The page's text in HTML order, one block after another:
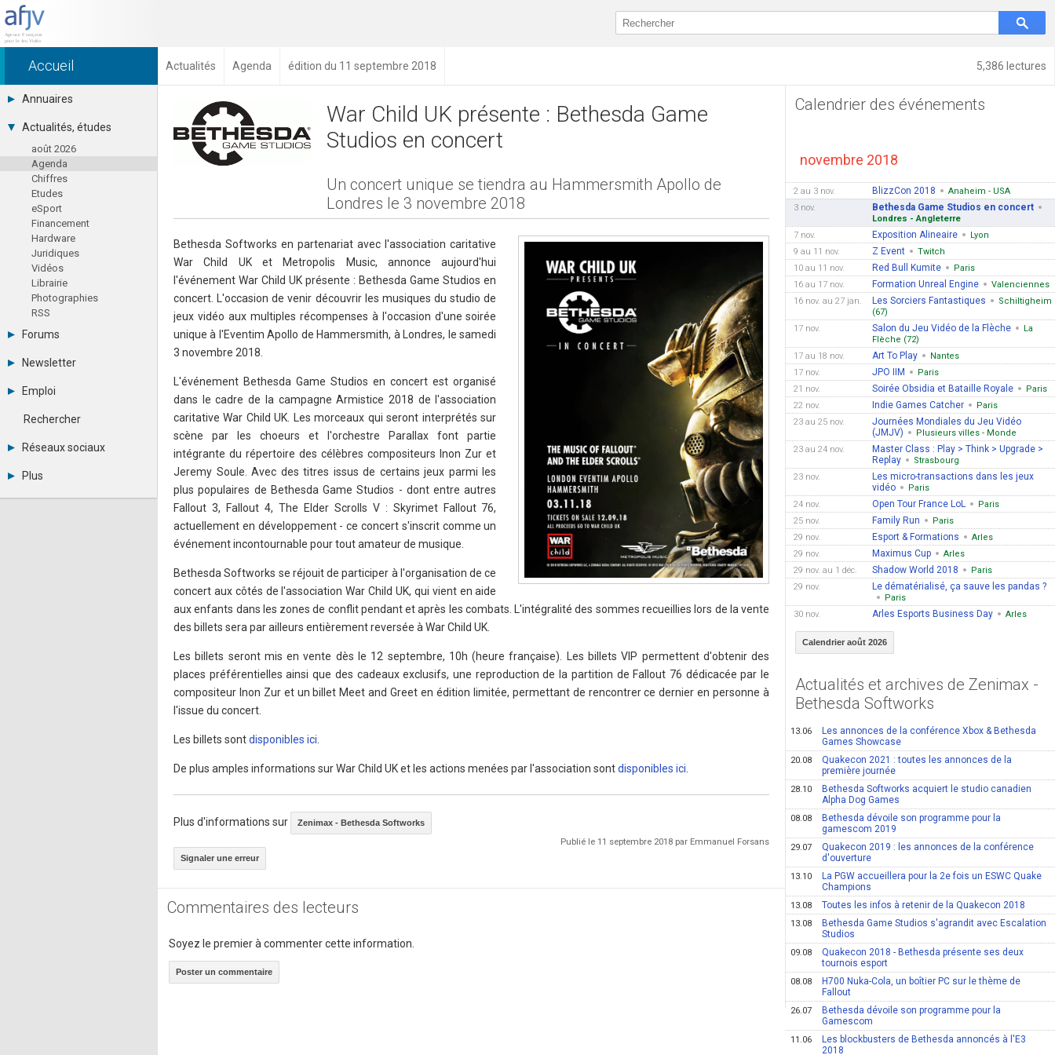
5,386 lectures
Accueil Actualités Agenda édition du 11 septembre 2018
Annuaires
Toutes les sociétés (691)
Studios (418)
Editeurs (49)
Distributeurs (16)
Hard. / Accessoires (10)
Middlewares (15)
Prestataires (99)
Assoc. / Syndicats (21)
Formations / Ecoles (46)
Presse spécialisée (17)
Actualités, études
août 2026
Agenda
Chiffres
Etudes
eSport
Financement
Hardware
Juridiques
Vidéos
Librairie
Photographies
RSS
Forums
Tous les forums
Se connecter
Messages privés
Contacter un modérateur
Newsletter
Archives
Abonnement
Emploi
Consulter les annonces
Observatoire de l'emploi
Rechercher
Réseaux sociaux
LinkedIn
Plus
Annonceurs
War Child UK présente : Bethesda Game
Studios en concert
Un concert unique se tiendra au Hammersmith Apollo de
Londres le 3 novembre 2018
Bethesda Softworks en partenariat avec l'association caritative
War Child UK et Metropolis Music, annonce aujourd'hui
l'événement War Child UK présente : Bethesda Game Studios en
concert. L'occasion de venir découvrir les musiques du studio de
jeux vidéo aux multiples récompenses à l'occasion d'une soirée
unique à l'Eventim Apollo de Hammersmith, à Londres, le samedi
3 novembre 2018.
L'événement Bethesda Game Studios en concert est organisé
dans le cadre de la campagne Armistice 2018 de l'association
caritative War Child UK. Les morceaux qui seront interprétés sur
scène par les choeurs et l'orchestre Parallax font partie
intégrante du répertoire des célèbres compositeurs Inon Zur et
Jeremy Soule. Avec des titres issus de certains jeux parmi les
plus populaires de Bethesda Game Studios - dont entre autres
Fallout 3, Fallout 4, The Elder Scrolls V : Skyrimet Fallout 76,
actuellement en développement - ce concert s'inscrit comme un
événement incontournable pour tout amateur de musique.
Bethesda Softworks se réjouit de participer à l'organisation de ce
concert aux côtés de l'association War Child UK, qui vient en aide
aux enfants dans les zones de conflit pendant et après les combats. L'intégralité des sommes recueillies lors de la vente
des billets sera par ailleurs entièrement reversée à War Child UK.
Les billets seront mis en vente dès le 12 septembre, 10h (heure française). Les billets VIP permettent d'obtenir des
places préférentielles ainsi que des cadeaux exclusifs, une reproduction de la partition de Fallout 76 dédicacée par le
compositeur Inon Zur et un billet Meet and Greet en édition limitée, permettant de rencontrer ce dernier en personne à
l'issue du concert.
Les billets sontdisponibles ici
De plus amples informations sur War Child UK et les actions menées par l'association sontdisponibles ici
Plus d'informations sur Zenimax - Bethesda Softworks
Publié le 11 septembre 2018 par Emmanuel Forsans
Signaler une erreur
Commentaires des lecteurs
Soyez le premier à commenter cette information.
Poster un commentaire
Calendrier des événements
novembre 2018
2 au 3 nov. BlizzCon 2018
Anaheim - USA
3 nov.
Bethesda Game Studios en concert
Londres - Angleterre
7 nov.
Exposition Alineaire
Lyon
9 au 11 nov.
Z Event
Twitch
10 au 11 nov.
Red Bull Kumite
Paris
16 au 17 nov.
Formation Unreal Engine
Valenciennes
16 nov. au 27 jan.
Les Sorciers Fantastiques
Schiltigheim
(67)
17 nov.
Salon du Jeu Vidéo de la Flèche
La
Flèche (72)
17 au 18 nov.
Art To Play
Nantes
17 nov.
JPO IIM
Paris
21 nov.
Soirée Obsidia et Bataille Royale
Paris
22 nov.
Indie Games Catcher
Paris
23 au 25 nov.
Journées Mondiales du Jeu Vidéo
(JMJV)
Plusieurs villes - Monde
23 au 24 nov.
Master Class : Play > Think > Upgrade >
Replay
Strasbourg
23 nov.
Les micro-transactions dans les jeux
vidéo
Paris
24 nov.
Open Tour France LoL
Paris
25 nov.
Family Run
Paris
29 nov.
Esport & Formations
Arles
29 nov.
Maximus Cup
Arles
29 nov. au 1 déc.
Shadow World 2018
Paris
29 nov.
Le dématérialisé, ça sauve les pandas ?
Paris
30 nov.
Arles Esports Business Day Arles
Calendrier août 2026
Actualités et archives de Zenimax -
Bethesda Softworks
13.06
Les annonces de la conférence Xbox & Bethesda
Games Showcase
20.08
Quakecon 2021 : toutes les annonces de la
première journée
28.10
Bethesda Softworks acquiert le studio canadien
Alpha Dog Games
08.08
Bethesda dévoile son programme pour la
gamescom 2019
29.07
Quakecon 2019 : les annonces de la conférence
d'ouverture
13.10
La PGW accueillera pour la 2e fois un ESWC Quake
Champions
13.08 Toutes les infos à retenir de la Quakecon 2018
13.08
Bethesda Game Studios s'agrandit avec Escalation
Studios
09.08
Quakecon 2018 - Bethesda présente ses deux
tournois esport
08.08
H700 Nuka-Cola, un boîtier PC sur le thème de
Fallout
26.07
Bethesda dévoile son programme pour la
Gamescom
11.06
Les blockbusters de Bethesda annoncés à l'E3
2018